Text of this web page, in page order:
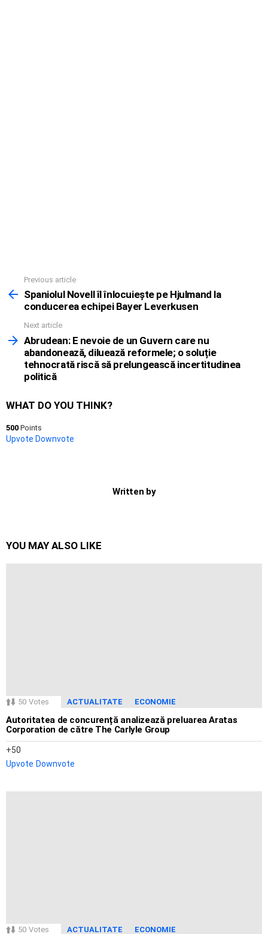
more
Previous article
Spaniolul Novell îl înlocuieşte pe Hjulmand la
conducerea echipei Bayer Leverkusen
Next article
Abrudean: E nevoie de un Guvern care nu
abandonează, diluează reformele; o soluție
tehnocrată riscă să prelungească incertitudinea
politică
WHAT DO YOU THINK?
500 Points
Upvote Downvote
Written by
YOU MAY ALSO LIKE
50 Votes ACTUALITATE ECONOMIE
Autoritatea de concurență analizează preluarea Aratas
Corporation de către The Carlyle Group
50
Upvote Downvote
50 Votes ACTUALITATE ECONOMIE